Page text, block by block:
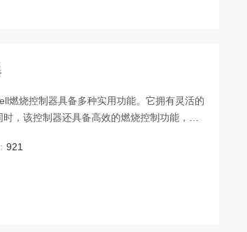
燃烧控制器具备多种实用功能。它拥有灵活的
，该控制器还具备高效的燃烧控制功能，能
修时间。
921